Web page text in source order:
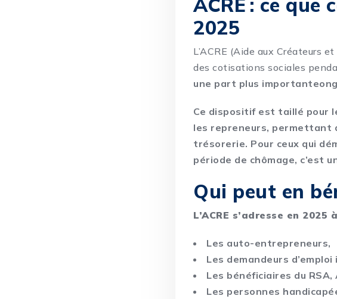
2025
L’ACRE (Aide aux Créateurs
des cotisations sociales
une part plus importan
Ce dispositif est taillé pour
les repreneurs, permettant
trésorerie. Pour ceux qui
période de chômage, c’est
Qui peut en
L’ACRE s’adresse en 2025
Les auto-entrepreneurs,
Les demandeurs
Les bénéficiaires du RSA,
Les personnes